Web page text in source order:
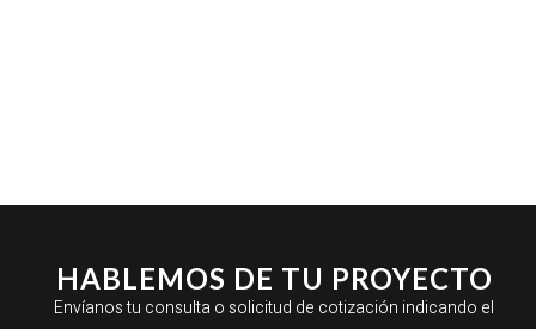
HABLEMOS DE TU PROYECTO
Envíanos tu consulta o solicitud de cotización indicando el